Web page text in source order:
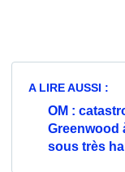
A LIRE AUSSI :
OM :
Greenwood
sous très